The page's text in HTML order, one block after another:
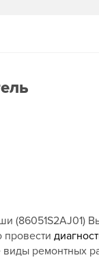
(86051S2AJ01)
ремонтных